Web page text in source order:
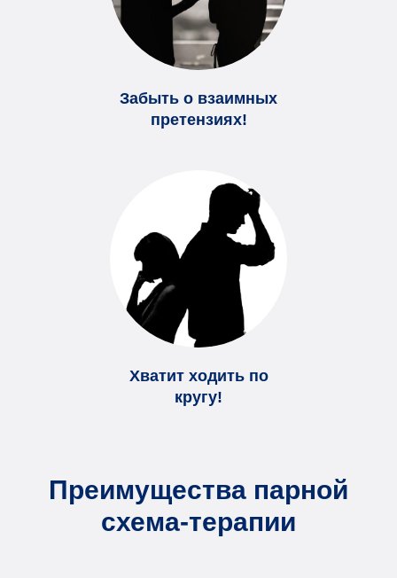
Забыть о взаимных
претензиях!
Хватит ходить по
кругу!
Преимущества парной
схема-терапии